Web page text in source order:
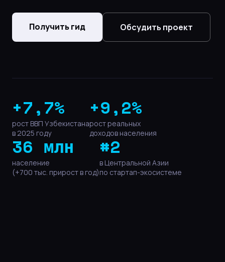
Получить гид Обсудить проект
+7,7%
рост ВВП Узбекистана
в 2025 году
+9,2%
рост реальных
доходов населения
36 млн
население
(+700 тыс. прирост в год)
#2
в Центральной Азии
по стартап-экосистеме